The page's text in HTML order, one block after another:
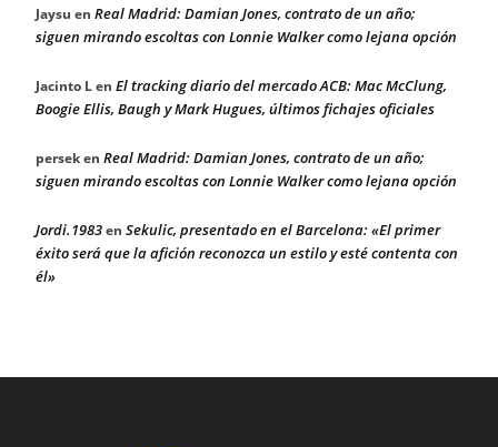
Jaysu en Real Madrid: Damian Jones, contrato de un año;
siguen mirando escoltas con Lonnie Walker como lejana opción
Jacinto Len El tracking diario del mercado ACB: Mac McClung,
Boogie Ellis, Baugh y Mark Hugues, últimos fichajes oficiales
perseken Real Madrid: Damian Jones, contrato de un año;
siguen mirando escoltas con Lonnie Walker como lejana opción
Jordi.1983en Sekulic, presentado en el Barcelona: «El primer
éxito será que la afición reconozca un estilo y esté contenta con
él»